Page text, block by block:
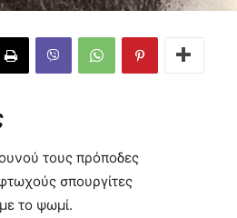
τους πρόποδες
σπουργίτες
το ψωμί.